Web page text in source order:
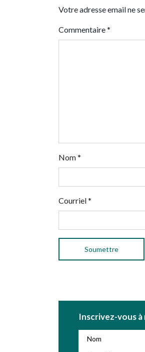
Votre adresse email ne
Commentaire*
Nom*
Courriel*
Inscrivez-vous